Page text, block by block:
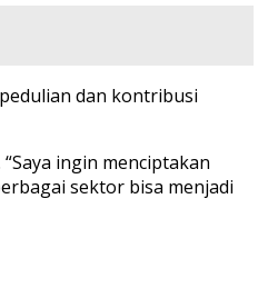
dan kontribusi
ingin menciptakan
sektor bisa menjadi